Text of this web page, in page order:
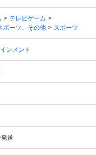
テレビゲーム
ポーツ、その他 スポーツ
ンメント
送